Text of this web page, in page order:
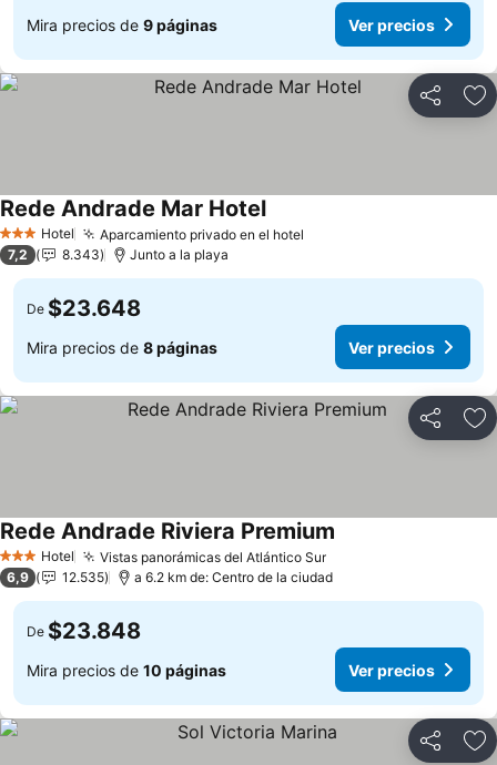
Mira precios de 9 páginas Ver precios
Compartir
3 Estrellas
Hotel Aparcamiento privado en el hotel
Rede Andrade Mar Hotel
7,2 8.343 Junto a la playa
De $23.648
Mira precios de 8 páginas Ver precios
Compartir
3 Estrellas
Hotel Vistas panorámicas del Atlántico Sur
Rede Andrade Riviera Premium
6,9 12.535 a 6.2 km de: Centro de la ciudad
De $23.848
Mira precios de 10 páginas Ver precios
Compartir